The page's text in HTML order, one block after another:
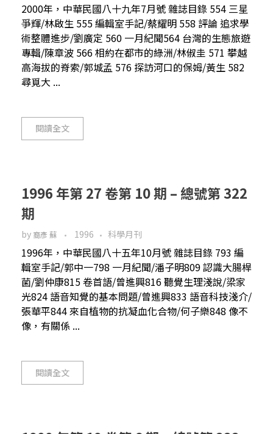
2000年，中華民國八十九年7月號 雜誌目錄 554 三星
爭輝/林啟生 555 編輯室手記/蔡耀明 558 評論 追求學
術整體進步/劉廣定 560 一月紀聞564 台灣的生態旅遊
專輯/陳章波 566 相約在都市的綠洲/林俶圭 571 攀越
高海拔的脊索/郭城孟 576 探訪河口的保姆/黃生 582
尋覓大 ...
閱讀全文
1996 年第 27 卷第 10 期 – 總號第 322
期
by 裔彥 蘇 1996 科學月刊
1996年，中華民國八十五年10月號 雜誌目錄 793 編
輯室手記/郭中一798 一月紀聞/潘子明809 認識大腸桿
菌/劉仲康815 卷首語/曾進興816 聽覺生理淺說/梁家
光824 語音知覺的基本問題/曾進興833 語音科技淺介/
張華平844 來自植物的抗凝血化合物/何子樂848 像不
像，有關係 ...
閱讀全文